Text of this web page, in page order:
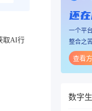
取AI行
还
一个平
整合之
查看
数字